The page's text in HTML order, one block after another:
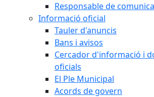
Responsable de
Informació oficial
Tauler d'anuncis
Bans i avisos
Cercador d'informació i
oficials
El Ple Municipal
Acords de govern